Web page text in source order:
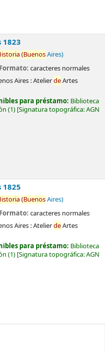
1823
(BuenosAires)
caracteres normales
Aires :AtelierdeArtes
para préstamo: Biblioteca
(1) Signatura topográfica:AGN
1825
(BuenosAires)
caracteres normales
Aires :AtelierdeArtes
para préstamo: Biblioteca
(1) Signatura topográfica:AGN